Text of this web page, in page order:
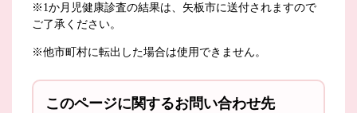
※1か月児健康診査の結果は、矢板市に送付されますので
ご了承ください。
※他市町村に転出した場合は使用できません。
このページに関するお問い合わせ先